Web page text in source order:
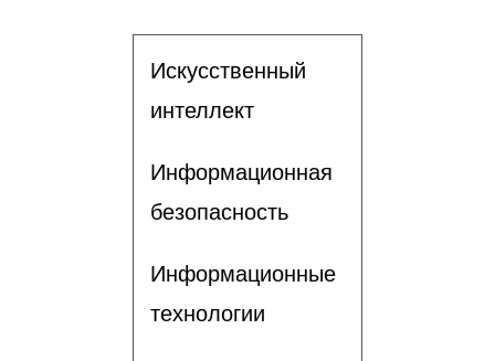
Искусственный
интеллект
Информационная
безопасность
Информационные
технологии